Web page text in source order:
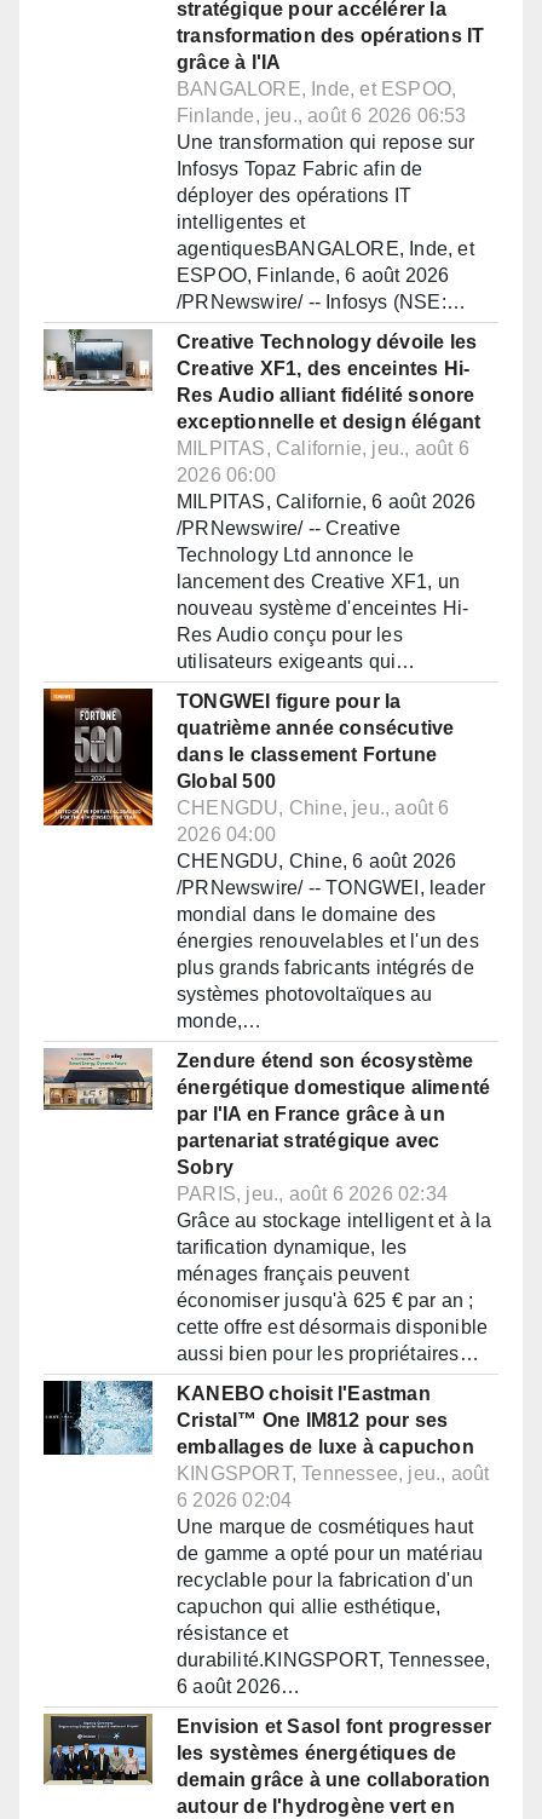
stratégique pour accélérer la
transformation des opérations IT
grâce à l'IA
BANGALORE, Inde, et ESPOO,
Finlande, jeu., août 6 2026 06:53
Une transformation qui repose sur
Infosys Topaz Fabric afin de
déployer des opérations IT
intelligentes et
agentiquesBANGALORE, Inde, et
ESPOO, Finlande, 6 août 2026
/PRNewswire/ -- Infosys (NSE:…
Creative Technology dévoile les
Creative XF1, des enceintes Hi-
Res Audio alliant fidélité sonore
exceptionnelle et design élégant
MILPITAS, Californie, jeu., août 6
2026 06:00
MILPITAS, Californie, 6 août 2026
/PRNewswire/ -- Creative
Technology Ltd annonce le
lancement des Creative XF1, un
nouveau système d'enceintes Hi-
Res Audio conçu pour les
utilisateurs exigeants qui…
TONGWEI figure pour la
quatrième année consécutive
dans le classement Fortune
Global 500
CHENGDU, Chine, jeu., août 6
2026 04:00
CHENGDU, Chine, 6 août 2026
/PRNewswire/ -- TONGWEI, leader
mondial dans le domaine des
énergies renouvelables et l'un des
plus grands fabricants intégrés de
systèmes photovoltaïques au
monde,…
Zendure étend son écosystème
énergétique domestique alimenté
par l'IA en France grâce à un
partenariat stratégique avec
Sobry
PARIS, jeu., août 6 2026 02:34
Grâce au stockage intelligent et à la
tarification dynamique, les
ménages français peuvent
économiser jusqu'à 625 € par an ;
cette offre est désormais disponible
aussi bien pour les propriétaires…
KANEBO choisit l'Eastman
Cristal™ One IM812 pour ses
emballages de luxe à capuchon
KINGSPORT, Tennessee, jeu., août
6 2026 02:04
Une marque de cosmétiques haut
de gamme a opté pour un matériau
recyclable pour la fabrication d'un
capuchon qui allie esthétique,
résistance et
durabilité.KINGSPORT, Tennessee,
6 août 2026…
Envision et Sasol font progresser
les systèmes énergétiques de
demain grâce à une collaboration
autour de l'hydrogène vert en